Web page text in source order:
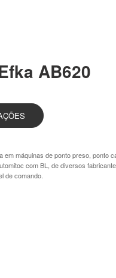
AB620
em máquinas de ponto preso, ponto
com BL, de diversos
de comando.